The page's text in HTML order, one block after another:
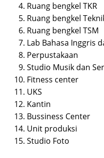
Ruang bengkel TKR
Ruang bengkel
Ruang bengkel TSM
Lab Bahasa Inggris
Perpustakaan
Studio Musik dan
Fitness center
UKS
Kantin
Bussiness Center
Unit produksi
Studio Foto